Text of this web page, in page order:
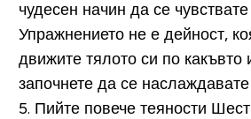
чудесен начин да се
Упражнението не е дейност,
движите тялото си по какъвто
започнете да се
5. Пийте повече теяности